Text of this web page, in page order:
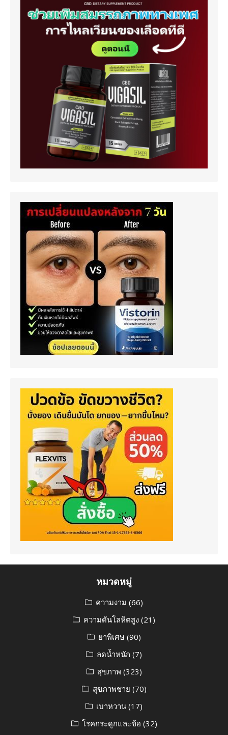
หมวดหมู่
ความงาม (66)
ความดันโลหิตสูง (21)
ยาพิเศษ(90)
ลดน้ำหนัก (7)
สุขภาพ (323)
สุขภาพชาย (70)
เบาหวาน (17)
โรคกระดูกและข้อ (32)